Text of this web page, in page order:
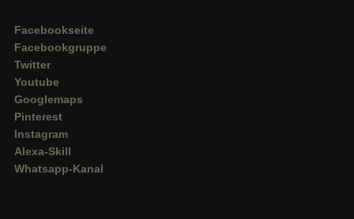
Facebookseite
Facebookgruppe
Twitter
Youtube
Googlemaps
Pinterest
Instagram
Alexa-Skill
Whatsapp-Kanal